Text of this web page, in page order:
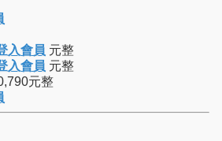
入會員 元整
入會員 元整
元整